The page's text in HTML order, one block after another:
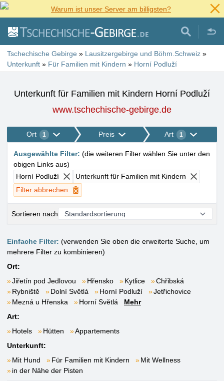
Warum ist unser Server am billigsten?
Tschechische Gebirge » Lausitzergebirge und Böhm.Schweiz »
Unterkunft » Für Familien mit Kindern » Horní Podluží
Unterkunft für Familien mit Kindern Horní Podluží
www.tschechische-gebirge.de
Ort 1 Preis Art 1
Ausgewählte Filter: (die weiteren Filter wählen Sie unter den
obigen Links aus)
Horní Podluží
Unterkunft für Familien mit Kindern
Filter abbrechen
Sortieren nach
Einfache Filter: (verwenden Sie oben die erweiterte Suche, um
mehrere Filter zu kombinieren)
Ort:
Jiřetín pod Jedlovou
Hřensko Kytlice
Chřibská
Rybniště
Dolní Světlá Horní Podluží
Jetřichovice
Mezná u Hřenska
Horní Světlá
Mehr
Art:
Hotels
Hütten
Appartements
Unterkunft:
Mit Hund
Für Familien mit Kindern
Mit Wellness
in der Nähe der Pisten